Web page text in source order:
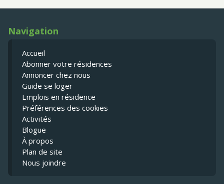
Navigation
Accueil
Abonner votre résidences
Annoncer chez nous
Guide se loger
Emplois en résidence
Préférences des cookies
Activités
Blogue
À propos
Plan de site
Nous joindre